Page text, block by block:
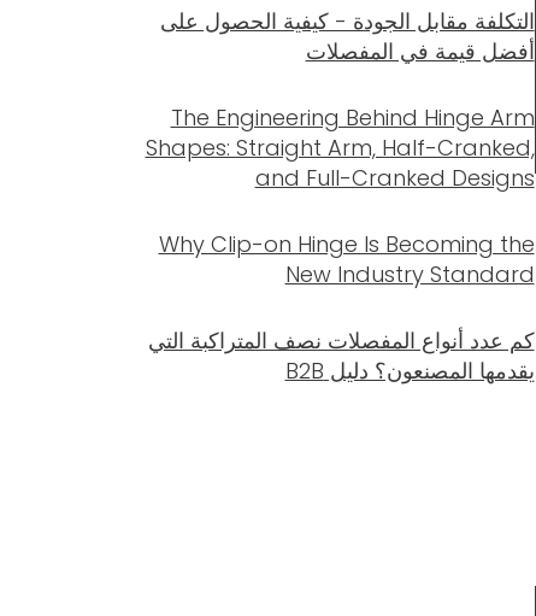
التكلفة مقابل الجودة - كيفية الحصول على
أفضل قيمة في المفصلات
The Engineering Behind Hinge Arm
Shapes: Straight Arm, Half-Cranked,
and Full-Cranked Designs
Why Clip-on Hinge Is Becoming the
New Industry Standard
كم عدد أنواع المفصلات نصف المتراكبة التي
يقدمها المصنعون؟ دليل B2B